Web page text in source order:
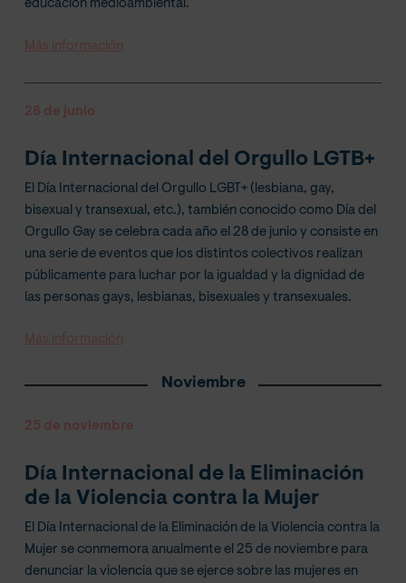
educación medioambiental.
Más información
28 de junio
Día Internacional del Orgullo LGTB+
El Día Internacional del Orgullo LGBT+ (lesbiana, gay,
bisexual y transexual, etc.), también conocido como Día del
Orgullo Gay se celebra cada año el 28 de junio y consiste en
una serie de eventos que los distintos colectivos realizan
públicamente para luchar por la igualdad y la dignidad de
las personas gays, lesbianas, bisexuales y transexuales.
Más información
Noviembre
25 de noviembre
Día Internacional de la Eliminación
de la Violencia contra la Mujer
El Día Internacional de la Eliminación de la Violencia contra la
Mujer se conmemora anualmente el 25 de noviembre para
denunciar la violencia que se ejerce sobre las mujeres en